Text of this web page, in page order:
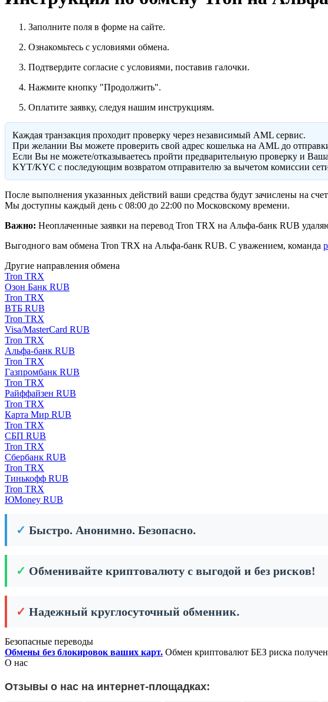
Заполните поля в форме на сайте.
Ознакомьтесь с условиями обмена.
Подтвердите согласие с условиями, поставив галочки.
Нажмите кнопку "Продолжить".
Оплатите заявку, следуя нашим инструкциям.
Каждая транзакция проходит проверку через независимый AML сервис.
При желании Вы можете проверить свой адрес кошелька на AML до
Eсли Вы не можете/отказываетесь пройти предварительную проверку и
KYT/KYC с последующим возвратом отправителю за вычетом комиссии
После выполнения указанных действий ваши средства будут зачислены на
Мы доступны каждый день с 08:00 до 22:00 по Московскому времени.
Важно: Неоплаченные заявки на перевод Tron TRX на Альфа-банк RUB
Выгодного вам обмена Tron TRX на Альфа-банк RUB. С уважением, команда
Другие направления обмена
Tron TRX
Озон Банк RUB
Tron TRX
ВТБ RUB
Tron TRX
Visa/MasterCard RUB
Tron TRX
Альфа-банк RUB
Tron TRX
Газпромбанк RUB
Tron TRX
Райффайзен RUB
Tron TRX
Карта Мир RUB
Tron TRX
СБП RUB
Tron TRX
Сбербанк RUB
Tron TRX
Тинькофф RUB
Tron TRX
ЮMoney RUB
✓ Быстро. Анонимно. Безопасно.
✓ Обменивайте криптовалюту с выгодой и без рисков!
✓ Надежный круглосуточный обменник.
Безопасные переводы
Обмены без блокировок ваших карт. Обмен криптовалют БЕЗ риска
О нас
Отзывы о нас на интернет-площадках: